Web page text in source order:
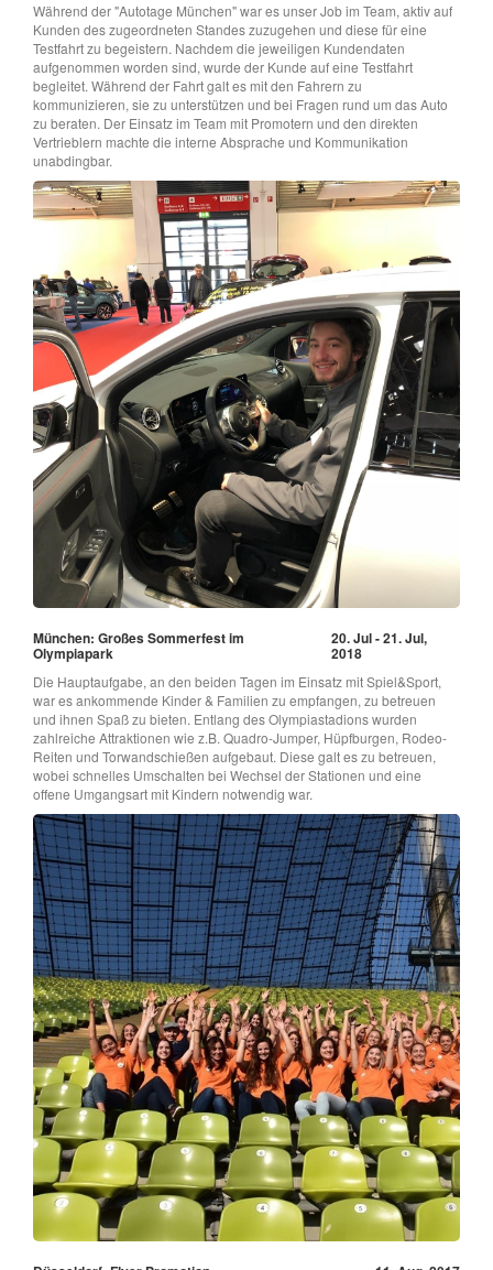
Während der "Autotage München" war es unser Job im Team, aktiv auf
Kunden des zugeordneten Standes zuzugehen und diese für eine
Testfahrt zu begeistern. Nachdem die jeweiligen Kundendaten
aufgenommen worden sind, wurde der Kunde auf eine Testfahrt
begleitet. Während der Fahrt galt es mit den Fahrern zu
kommunizieren, sie zu unterstützen und bei Fragen rund um das Auto
zu beraten. Der Einsatz im Team mit Promotern und den direkten
Vertrieblern machte die interne Absprache und Kommunikation
unabdingbar.
München: Großes Sommerfest im
Olympiapark
20. Jul - 21. Jul,
2018
Die Hauptaufgabe, an den beiden Tagen im Einsatz mit Spiel&Sport,
war es ankommende Kinder & Familien zu empfangen, zu betreuen
und ihnen Spaß zu bieten. Entlang des Olympiastadions wurden
zahlreiche Attraktionen wie z.B. Quadro-Jumper, Hüpfburgen, Rodeo-
Reiten und Torwandschießen aufgebaut. Diese galt es zu betreuen,
wobei schnelles Umschalten bei Wechsel der Stationen und eine
offene Umgangsart mit Kindern notwendig war.